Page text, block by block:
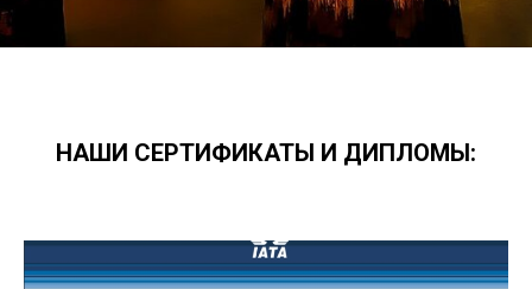
НАШИ СЕРТИФИКАТЫ И ДИПЛОМЫ: